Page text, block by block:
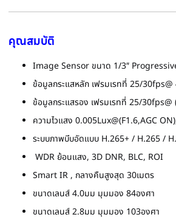
คุณสมบัติ
Image Sensor ขนาด 1/3″
ข้อมูลกระแสหลัก เฟรมเรทที่ 25/
ข้อมูลกระแสรอง เฟรมเรทที่ 25/30fps@
ความไวแสง 0.005Lux@(F1.6,AGC
ระบบภาพบีบอัดแบบ H.265+ / H.265 /
WDR ย้อนแสง, 3D DNR, BLC, ROI
Smart IR , กลางคืนสูงสุด 30เมตร
ขนาดเลนส์ 4.0มม มุมมอง 84องศา
ขนาดเลนส์ 2.8มม มุมมอง 103องศา